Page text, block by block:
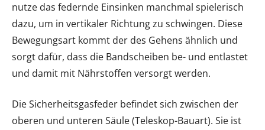
nutze das federnde Einsinken manchmal spielerisch
dazu, um in vertikaler Richtung zu schwingen. Diese
Bewegungsart kommt der des Gehens ähnlich und
sorgt dafür, dass die Bandscheiben be- und entlastet
und damit mit Nährstoffen versorgt werden.
Die Sicherheitsgasfeder befindet sich zwischen der
oberen und unteren Säule (Teleskop-Bauart). Sie ist